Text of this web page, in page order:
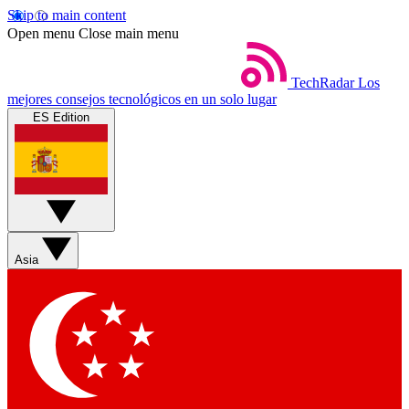
Skip to main content
Open menu Close main menu
TechRadar Los
mejores consejos tecnológicos en un solo lugar
ES Edition
Asia